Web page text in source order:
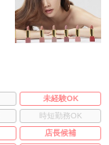
未経験OK
時短勤務OK
店長候補